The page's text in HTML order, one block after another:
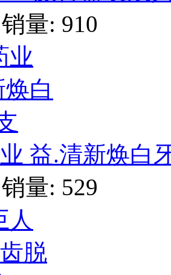
销量: 910
益.清新焕白
销量: 529